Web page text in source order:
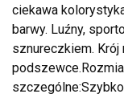
ciekawa
barwy. Luźny,
sznureczkiem.